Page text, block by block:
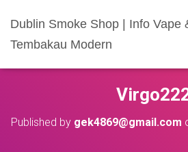
Dublin Smoke Shop | Info Vape
Tembakau Modern
Published by gek4869@gmail.com